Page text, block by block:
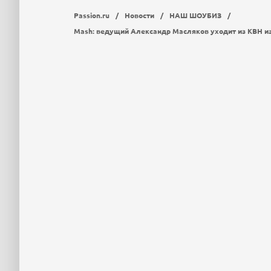
Passion.ru / Новости / НАШ ШОУБИЗ
/
Mash: ведущий Александр Масляков уходит из КВН